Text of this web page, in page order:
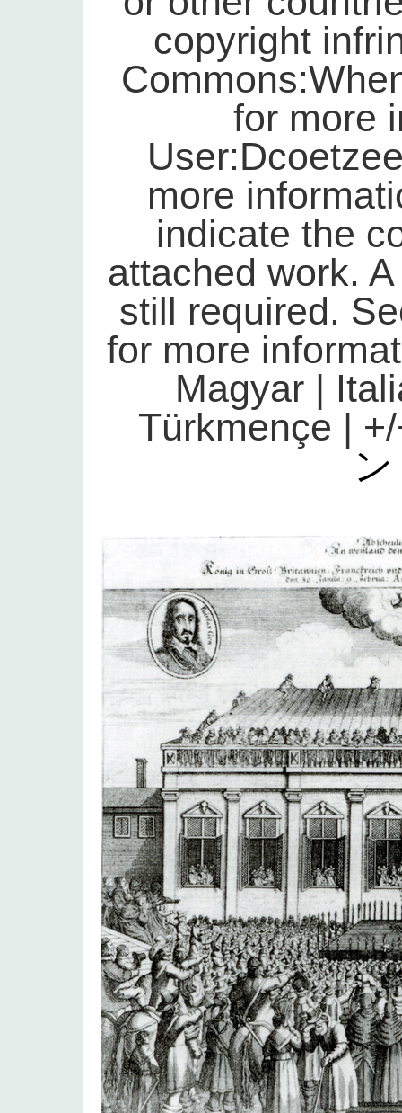
copyright
for more
more
indicate the
attached work.
still required.
for more
Magyar |
Türkmençe |